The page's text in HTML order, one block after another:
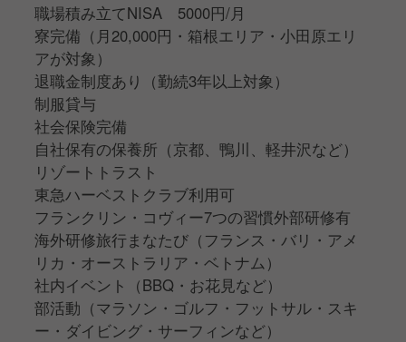
職場積み立てNISA 5000円/月
寮完備（月20,000円・箱根エリア・小田原エリ
アが対象）
退職金制度あり（勤続3年以上対象）
制服貸与
社会保険完備
自社保有の保養所（京都、鴨川、軽井沢など）
リゾートトラスト
東急ハーベストクラブ利用可
フランクリン・コヴィー7つの習慣外部研修有
海外研修旅行まなたび（フランス・バリ・アメ
リカ・オーストラリア・ベトナム）
社内イベント（BBQ・お花見など）
部活動（マラソン・ゴルフ・フットサル・スキ
ー・ダイビング・サーフィンなど）